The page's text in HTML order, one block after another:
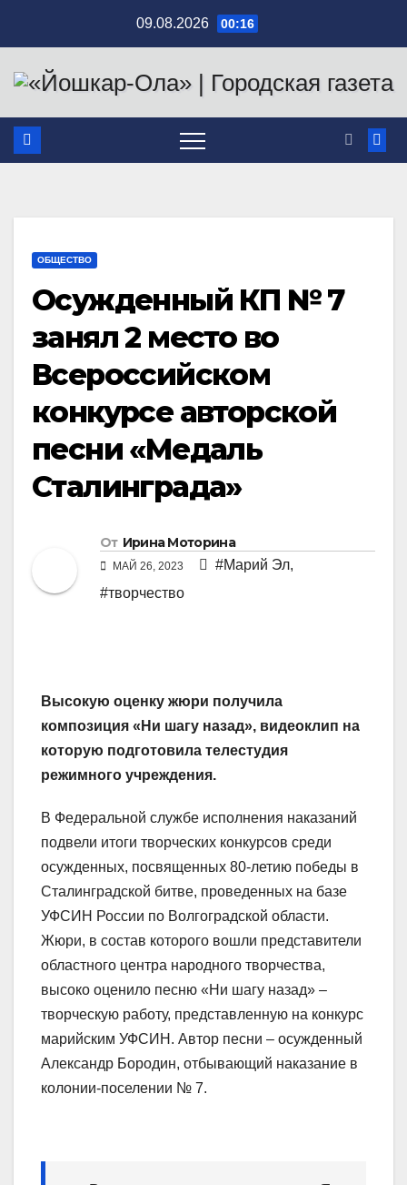
содержимому
09.08.2026 00:16
ОБЩЕСТВО
Осужденный КП № 7
занял 2 место во
Всероссийском
конкурсе авторской
песни «Медаль
Сталинграда»
От Ирина Моторина
МАЙ 26, 2023 #Марий Эл,
#творчество
Высокую оценку жюри получила
композиция «Ни шагу назад», видеоклип на
которую подготовила телестудия
режимного учреждения.
В Федеральной службе исполнения наказаний
подвели итоги творческих конкурсов среди
осужденных, посвященных 80-летию победы в
Сталинградской битве, проведенных на базе
УФСИН России по Волгоградской области.
Жюри, в состав которого вошли представители
областного центра народного творчества,
высоко оценило песню «Ни шагу назад» –
творческую работу, представленную на конкурс
марийским УФСИН. Автор песни – осужденный
Александр Бородин, отбывающий наказание в
колонии-поселении № 7.